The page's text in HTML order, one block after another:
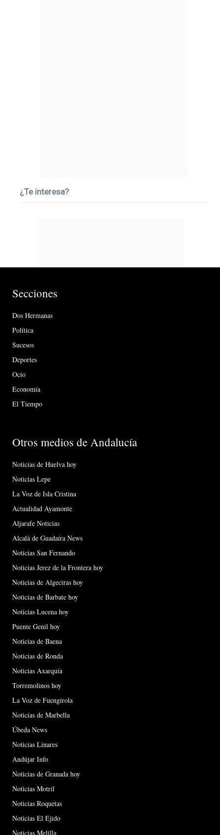
¿Te interesa?
Secciones
Dos Hermanas
Política
Sucesos
Deportes
Ocio
Economía
El Tiempo
Otros medios de Andalucía
Noticias de Huelva hoy
Noticias Lepe
La Voz de Isla Cristina
Actualidad Ayamonte
Aljarafe Noticias
Alcalá de Guadaíra News
Noticias San Fernando
Noticias Jerez de la Frontera hoy
Noticias de Algeciras hoy
Noticias de Barbate hoy
Noticias Lucena hoy
Puente Genil hoy
Noticias de Baena
Noticias de Ronda
Noticias Axarquía
Torremolinos hoy
La Voz de Fuengirola
Noticias de Marbella
Úbeda News
Noticias Linares
Andújar Info
Noticias de Granada hoy
Noticias Motril
Noticias Roquetas
Noticias El Ejido
Noticias Melilla